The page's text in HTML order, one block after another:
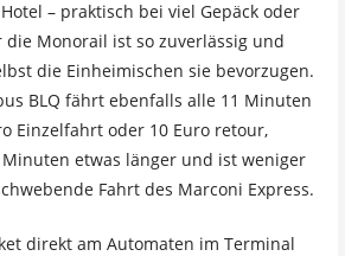
– praktisch bei viel Gepäck oder
Monorail ist so zuverlässig und
die Einheimischen sie bevorzugen.
BLQ fährt ebenfalls alle 11 Minuten
Einzelfahrt oder 10 Euro retour,
etwas länger und ist weniger
Fahrt des Marconi Express.
direkt am Automaten im Terminal